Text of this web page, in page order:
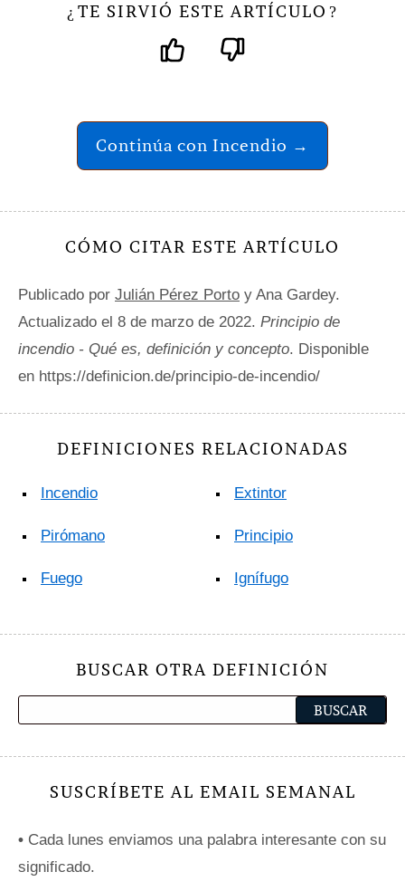
¿ TE SIRVIÓ ESTE ARTÍCULO ?
Continúa con Incendio →
CÓMO CITAR ESTE ARTÍCULO
Publicado por Julián Pérez Porto y Ana Gardey.
Actualizado el 8 de marzo de 2022. Principio de
incendio - Qué es, definición y concepto. Disponible
en https://definicion.de/principio-de-incendio/
DEFINICIONES RELACIONADAS
Incendio
Pirómano
Fuego
Extintor
Principio
Ignífugo
BUSCAR OTRA DEFINICIÓN
SUSCRÍBETE AL EMAIL SEMANAL
• Cada lunes enviamos una palabra interesante con su
significado.